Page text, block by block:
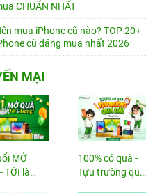
CHUẨN NHẤT
mua iPhone cũ nào? TOP 20+
cũ đáng mua nhất 2026
MẠI
MỞ
TỚI là
100% có quà -
Tựu trường quá